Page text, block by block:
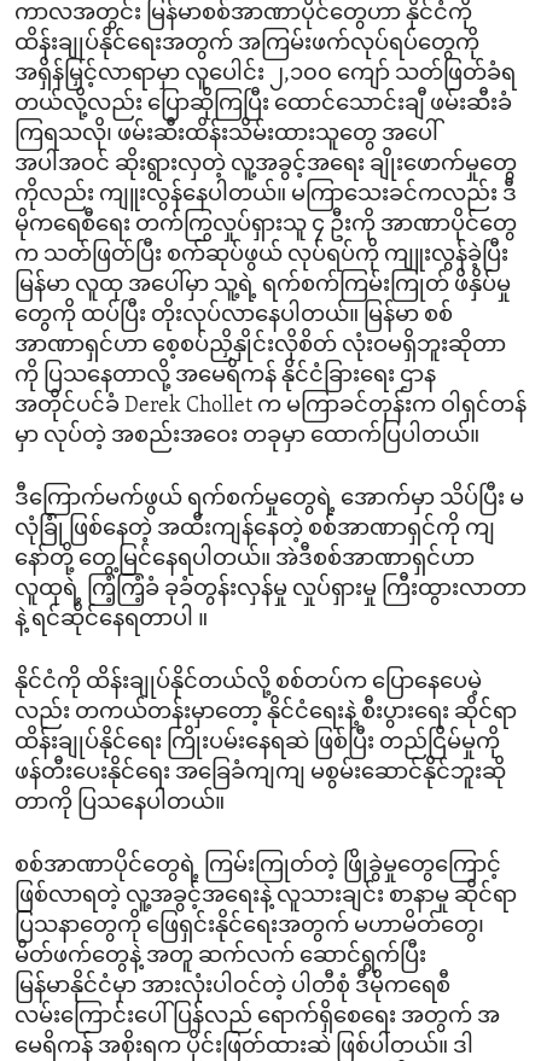
ကာလအတွင်း မြန်မာစစ်အာဏာပိုင်တွေဟာ နိုင်ငံကို
ထိန်းချုပ်နိုင်ရေးအတွက် အကြမ်းဖက်လုပ်ရပ်တွေကို
အရှိန်မြှင့်လာရာမှာ လူပေါင်း ၂,၁၀၀ ကျော် သတ်ဖြတ်ခံရ
တယ်လို့လည်း ပြောဆိုကြပြီး ထောင်သောင်းချီ ဖမ်းဆီးခံ
ကြရသလို၊ ဖမ်းဆီးထိန်းသိမ်းထားသူတွေ အပေါ်
အပါအဝင် ဆိုးရွားလှတဲ့ လူ့အခွင့်အရေး ချိုးဖောက်မှုတွေ
ကိုလည်း ကျူးလွန်နေပါတယ်။ မကြာသေးခင်ကလည်း ဒီ
မိုကရေစီရေး တက်ကြွလှုပ်ရှားသူ ၄ ဦးကို အာဏာပိုင်တွေ
က သတ်ဖြတ်ပြီး စက်ဆုပ်ဖွယ် လုပ်ရပ်ကို ကျူးလွန်ခဲ့ပြီး
မြန်မာ လူထု အပေါ်မှာ သူ့ရဲ့ ရက်စက်ကြမ်းကြုတ် ဖိနှိပ်မှု
တွေကို ထပ်ပြီး တိုးလုပ်လာနေပါတယ်။ မြန်မာ စစ်
အာဏာရှင်ဟာ စေ့စပ်ညှိနှိုင်းလိုစိတ် လုံးဝမရှိဘူးဆိုတာ
ကို ပြသနေတာလို့ အမေရိကန် နိုင်ငံခြားရေး ဌာန
အတိုင်ပင်ခံ Derek Chollet က မကြာခင်တုန်းက ဝါရှင်တန်
မှာ လုပ်တဲ့ အစည်းအဝေး တခုမှာ ထောက်ပြပါတယ်။
ဒီကြောက်မက်ဖွယ် ရက်စက်မှုတွေရဲ့ အောက်မှာ သိပ်ပြီး မ
လုံခြုံ ဖြစ်နေတဲ့ အထီးကျန်နေတဲ့ စစ်အာဏာရှင်ကို ကျ
နော်တို့ တွေ့မြင်နေရပါတယ်။ အဲဒီစစ်အာဏာရှင်ဟာ
လူထုရဲ့ ကြံ့ကြံ့ခံ ခုခံတွန်းလှန်မှု လှုပ်ရှားမှု ကြီးထွားလာတာ
နဲ့ ရင်ဆိုင်နေရတာပါ ။
နိုင်ငံကို ထိန်းချုပ်နိုင်တယ်လို့ စစ်တပ်က ပြောနေပေမဲ့
လည်း တကယ်တန်းမှာတော့ နိုင်ငံရေးနဲ့ စီးပွားရေး ဆိုင်ရာ
ထိန်းချုပ်နိုင်ရေး ကြိုးပမ်းနေရဆဲ ဖြစ်ပြီး တည်ငြိမ်မှုကို
ဖန်တီးပေးနိုင်ရေး အခြေခံကျကျ မစွမ်းဆောင်နိုင်ဘူးဆို
တာကို ပြသနေပါတယ်။
စစ်အာဏာပိုင်တွေရဲ့ ကြမ်းကြုတ်တဲ့ ဖြိုခွဲမှုတွေကြောင့်
ဖြစ်လာရတဲ့ လူ့အခွင့်အရေးနဲ့ လူသားချင်း စာနာမှု ဆိုင်ရာ
ပြသနာတွေကို ဖြေရှင်းနိုင်ရေးအတွက် မဟာမိတ်တွေ၊
မိတ်ဖက်တွေနဲ့ အတူ ဆက်လက် ဆောင်ရွက်ပြီး
မြန်မာနိုင်ငံမှာ အားလုံးပါဝင်တဲ့ ပါတီစုံ ဒီမိုကရေစီ
လမ်းကြောင်းပေါ် ပြန်လည် ရောက်ရှိစေရေး အတွက် အ
မေရိကန် အစိုးရက ပိုင်းဖြတ်ထားဆဲ ဖြစ်ပါတယ်။ ဒါ